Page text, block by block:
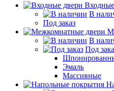
В
Под заказ
В
Под
Эмаль
Массивные